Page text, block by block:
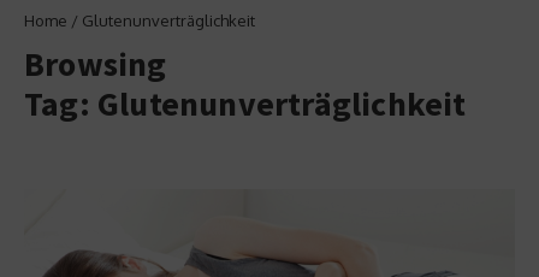
Home / Glutenunverträglichkeit
Browsing
Tag: Glutenunverträglichkeit